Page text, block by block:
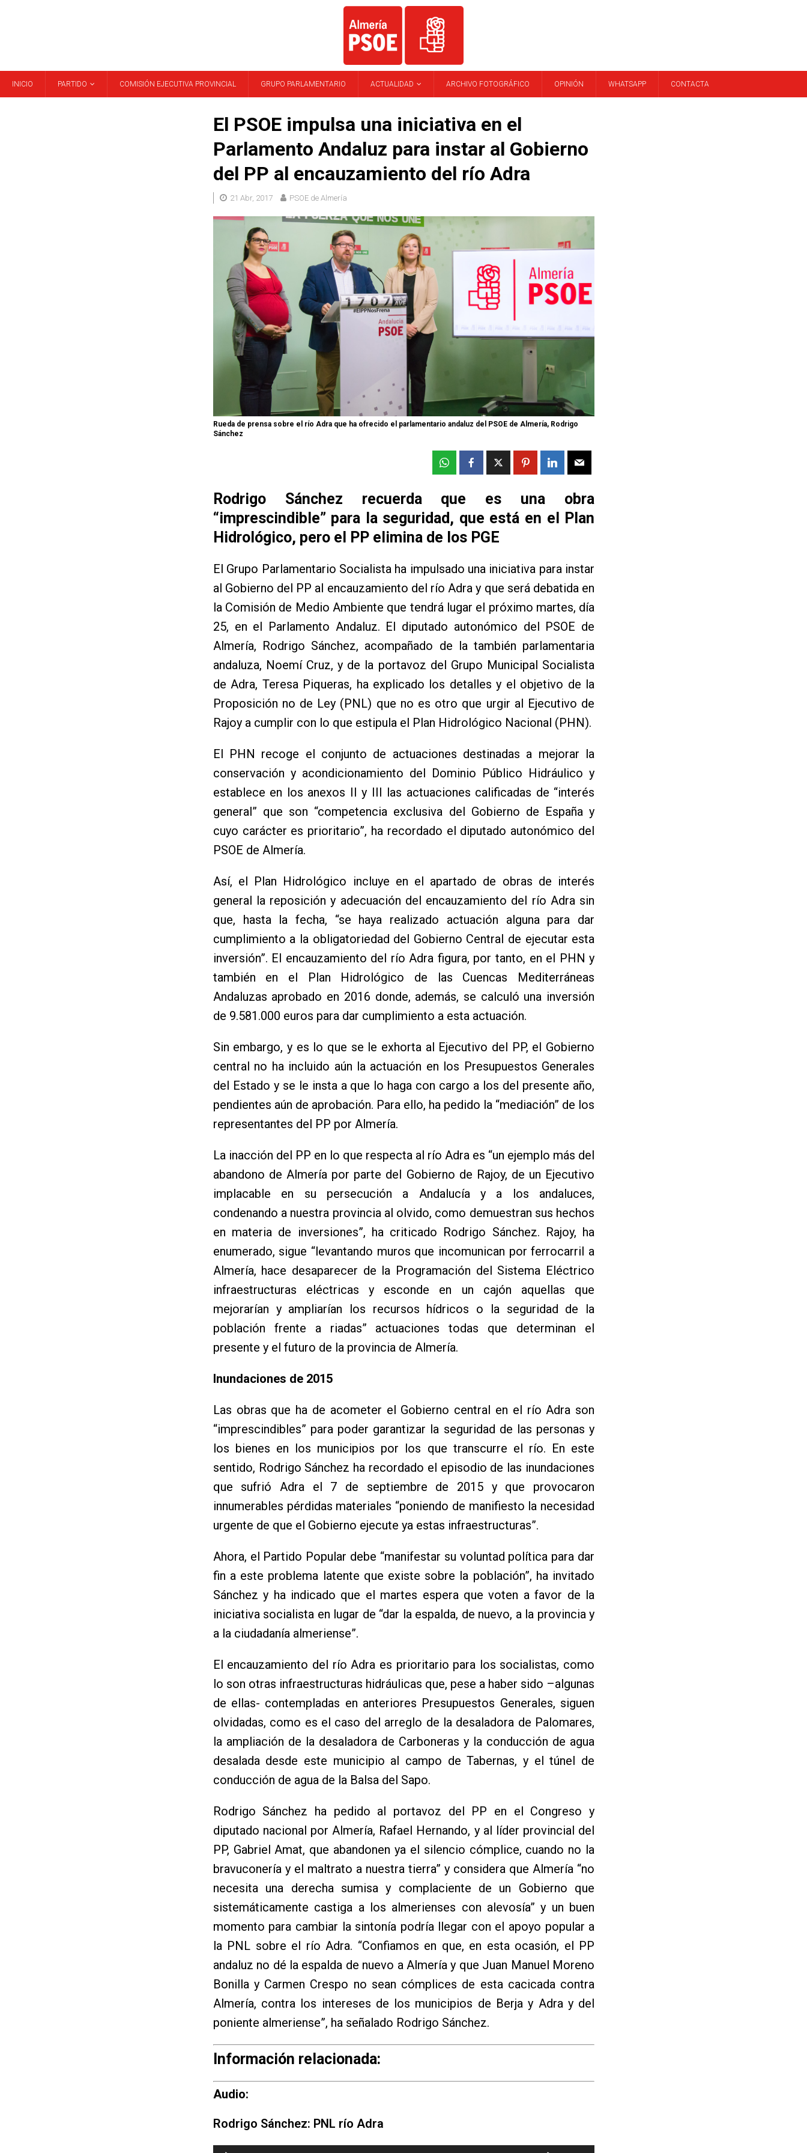
INICIO PARTIDO COMISIÓN EJECUTIVA PROVINCIAL GRUPO PARLAMENTARIO ACTUALIDAD ARCHIVO FOTOGRÁFICO OPINIÓN WHATSAPP CONTACTA
El PSOE impulsa una iniciativa en el
Parlamento Andaluz para instar al Gobierno
del PP al encauzamiento del río Adra
21 Abr, 2017 PSOE de Almería
Rueda de prensa sobre el río Adra que ha ofrecido el parlamentario andaluz del PSOE de Almería, Rodrigo
Sánchez
Rodrigo Sánchez recuerda que es una obra
“imprescindible” para la seguridad, que está en el Plan
Hidrológico, pero el PP elimina de los PGE
El Grupo Parlamentario Socialista ha impulsado una iniciativa para instar
al Gobierno del PP al encauzamiento del río Adra y que será debatida en
la Comisión de Medio Ambiente que tendrá lugar el próximo martes, día
25, en el Parlamento Andaluz. El diputado autonómico del PSOE de
Almería, Rodrigo Sánchez, acompañado de la también parlamentaria
andaluza, Noemí Cruz, y de la portavoz del Grupo Municipal Socialista
de Adra, Teresa Piqueras, ha explicado los detalles y el objetivo de la
Proposición no de Ley (PNL) que no es otro que urgir al Ejecutivo de
Rajoy a cumplir con lo que estipula el Plan Hidrológico Nacional (PHN).
El PHN recoge el conjunto de actuaciones destinadas a mejorar la
conservación y acondicionamiento del Dominio Público Hidráulico y
establece en los anexos II y III las actuaciones calificadas de “interés
general” que son “competencia exclusiva del Gobierno de España y
cuyo carácter es prioritario”, ha recordado el diputado autonómico del
PSOE de Almería.
Así, el Plan Hidrológico incluye en el apartado de obras de interés
general la reposición y adecuación del encauzamiento del río Adra sin
que, hasta la fecha, “se haya realizado actuación alguna para dar
cumplimiento a la obligatoriedad del Gobierno Central de ejecutar esta
inversión”. El encauzamiento del río Adra figura, por tanto, en el PHN y
también en el Plan Hidrológico de las Cuencas Mediterráneas
Andaluzas aprobado en 2016 donde, además, se calculó una inversión
de 9.581.000 euros para dar cumplimiento a esta actuación.
Sin embargo, y es lo que se le exhorta al Ejecutivo del PP, el Gobierno
central no ha incluido aún la actuación en los Presupuestos Generales
del Estado y se le insta a que lo haga con cargo a los del presente año,
pendientes aún de aprobación. Para ello, ha pedido la “mediación” de los
representantes del PP por Almería.
La inacción del PP en lo que respecta al río Adra es “un ejemplo más del
abandono de Almería por parte del Gobierno de Rajoy, de un Ejecutivo
implacable en su persecución a Andalucía y a los andaluces,
condenando a nuestra provincia al olvido, como demuestran sus hechos
en materia de inversiones”, ha criticado Rodrigo Sánchez. Rajoy, ha
enumerado, sigue “levantando muros que incomunican por ferrocarril a
Almería, hace desaparecer de la Programación del Sistema Eléctrico
infraestructuras eléctricas y esconde en un cajón aquellas que
mejorarían y ampliarían los recursos hídricos o la seguridad de la
población frente a riadas” actuaciones todas que determinan el
presente y el futuro de la provincia de Almería.
Inundaciones de 2015
Las obras que ha de acometer el Gobierno central en el río Adra son
“imprescindibles” para poder garantizar la seguridad de las personas y
los bienes en los municipios por los que transcurre el río. En este
sentido, Rodrigo Sánchez ha recordado el episodio de las inundaciones
que sufrió Adra el 7 de septiembre de 2015 y que provocaron
innumerables pérdidas materiales “poniendo de manifiesto la necesidad
urgente de que el Gobierno ejecute ya estas infraestructuras”.
Ahora, el Partido Popular debe “manifestar su voluntad política para dar
fin a este problema latente que existe sobre la población”, ha invitado
Sánchez y ha indicado que el martes espera que voten a favor de la
iniciativa socialista en lugar de “dar la espalda, de nuevo, a la provincia y
a la ciudadanía almeriense”.
El encauzamiento del río Adra es prioritario para los socialistas, como
lo son otras infraestructuras hidráulicas que, pese a haber sido –algunas
de ellas- contempladas en anteriores Presupuestos Generales, siguen
olvidadas, como es el caso del arreglo de la desaladora de Palomares,
la ampliación de la desaladora de Carboneras y la conducción de agua
desalada desde este municipio al campo de Tabernas, y el túnel de
conducción de agua de la Balsa del Sapo.
Rodrigo Sánchez ha pedido al portavoz del PP en el Congreso y
diputado nacional por Almería, Rafael Hernando, y al líder provincial del
PP, Gabriel Amat, que abandonen ya el silencio cómplice, cuando no la
bravuconería y el maltrato a nuestra tierra” y considera que Almería “no
necesita una derecha sumisa y complaciente de un Gobierno que
sistemáticamente castiga a los almerienses con alevosía” y un buen
momento para cambiar la sintonía podría llegar con el apoyo popular a
la PNL sobre el río Adra. “Confiamos en que, en esta ocasión, el PP
andaluz no dé la espalda de nuevo a Almería y que Juan Manuel Moreno
Bonilla y Carmen Crespo no sean cómplices de esta cacicada contra
Almería, contra los intereses de los municipios de Berja y Adra y del
poniente almeriense”, ha señalado Rodrigo Sánchez.
Información relacionada:
Audio:
Rodrigo Sánchez: PNL río Adra
Reproductor